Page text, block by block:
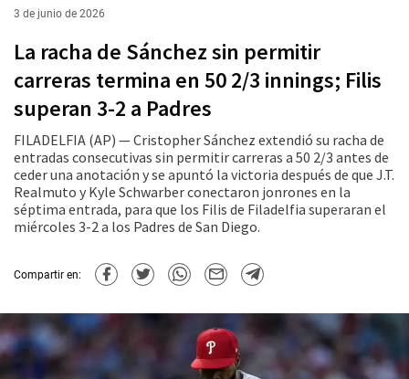
3 de junio de 2026
La racha de Sánchez sin permitir
carreras termina en 50 2/3 innings; Filis
superan 3-2 a Padres
FILADELFIA (AP) — Cristopher Sánchez extendió su racha de
entradas consecutivas sin permitir carreras a 50 2/3 antes de
ceder una anotación y se apuntó la victoria después de que J.T.
Realmuto y Kyle Schwarber conectaron jonrones en la
séptima entrada, para que los Filis de Filadelfia superaran el
miércoles 3-2 a los Padres de San Diego.
Compartir en: